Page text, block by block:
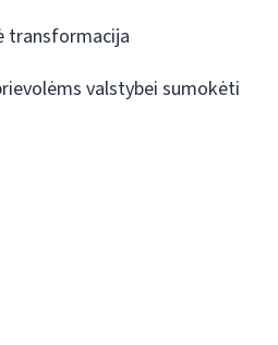
transformacija
valstybei sumokėti